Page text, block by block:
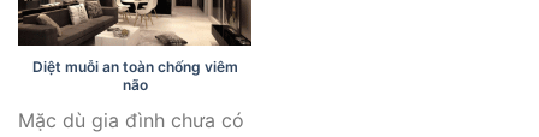
Diệt muỗi an toàn chống viêm
não
Mặc dù gia đình chưa có